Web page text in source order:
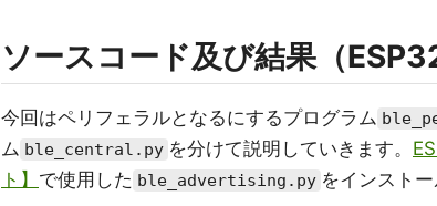
ソースコード及び結果（ESP32
今回はペリフェラルとなるにするプログラム
ム ble_central.py を分けて説明していきます。
ト】 で使用した ble_advertising.py をインスト